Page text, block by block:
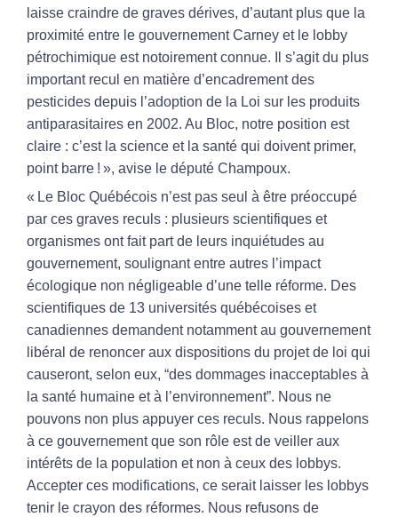
laisse craindre de graves dérives, d’autant plus que la
proximité entre le gouvernement Carney et le lobby
pétrochimique est notoirement connue. Il s’agit du plus
important recul en matière d’encadrement des
pesticides depuis l’adoption de la Loi sur les produits
antiparasitaires en 2002. Au Bloc, notre position est
claire : c’est la science et la santé qui doivent primer,
point barre ! », avise le député Champoux.
« Le Bloc Québécois n’est pas seul à être préoccupé
par ces graves reculs : plusieurs scientifiques et
organismes ont fait part de leurs inquiétudes au
gouvernement, soulignant entre autres l’impact
écologique non négligeable d’une telle réforme. Des
scientifiques de 13 universités québécoises et
canadiennes demandent notamment au gouvernement
libéral de renoncer aux dispositions du projet de loi qui
causeront, selon eux, “des dommages inacceptables à
la santé humaine et à l’environnement”. Nous ne
pouvons non plus appuyer ces reculs. Nous rappelons
à ce gouvernement que son rôle est de veiller aux
intérêts de la population et non à ceux des lobbys.
Accepter ces modifications, ce serait laisser les lobbys
tenir le crayon des réformes. Nous refusons de